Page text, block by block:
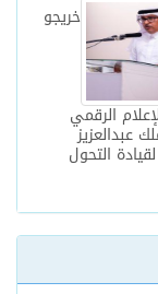
خريجو
الرقمي
عبدالعزيز
التحول